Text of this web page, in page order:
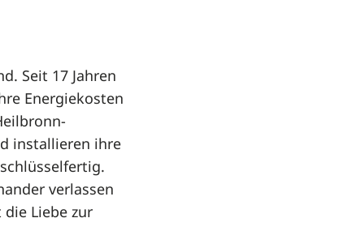
Seit 17 Jahren
Energiekosten
installieren ihre
verlassen
Liebe zur